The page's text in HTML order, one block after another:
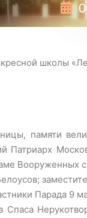
школы
памяти
Патриарх
Вооруженных
Парада 9
Спаса